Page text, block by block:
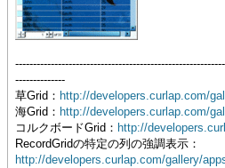
--------------
草Grid： http://developers.curlap.com/
海Grid： http://developers.curlap.com/
コルクボードGrid： http://
RecordGridの特定の列の強調表示：
http://developers.curlap.com/gallery/